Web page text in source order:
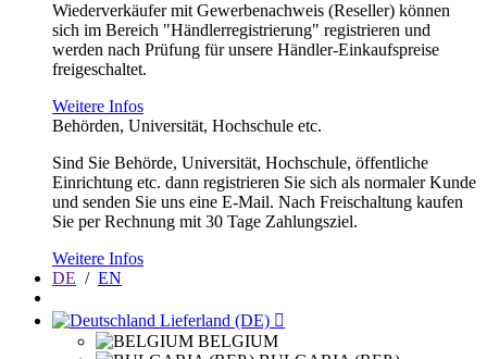
Wiederverkäufer mit Gewerbenachweis (Reseller) können
sich im Bereich "Händlerregistrierung" registrieren und
werden nach Prüfung für unsere Händler-Einkaufspreise
freigeschaltet.
Weitere Infos
Behörden, Universität, Hochschule etc.
Sind Sie Behörde, Universität, Hochschule, öffentliche
Einrichtung etc. dann registrieren Sie sich als normaler Kunde
und senden Sie uns eine E-Mail. Nach Freischaltung kaufen
Sie per Rechnung mit 30 Tage Zahlungsziel.
Weitere Infos
DE / EN
Lieferland (DE) 
BELGIUM